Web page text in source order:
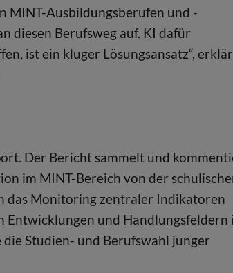
MINT-Ausbildungsberufen und -
diesen Berufsweg auf. KI dafür
ist ein kluger Lösungsansatz“,
Der Bericht sammelt und
im MINT-Bereich von der
das Monitoring zentraler Indikatoren
und Handlungsfeldern
Studien- und Berufswahl junger